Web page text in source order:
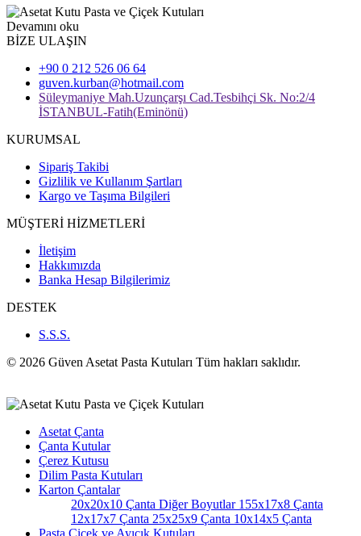
Devamını oku
BİZE ULAŞIN
+90 0 212 526 06 64
guven.kurban@hotmail.com
Süleymaniye Mah.Uzunçarşı Cad.Tesbihçi Sk. No:2/4
İSTANBUL-Fatih(Eminönü)
KURUMSAL
Sipariş Takibi
Gizlilik ve Kullanım Şartları
Kargo ve Taşıma Bilgileri
MÜŞTERİ HİZMETLERİ
İletişim
Hakkımızda
Banka Hesap Bilgilerimiz
DESTEK
S.S.S.
© 2026 Güven Asetat Pasta Kutuları Tüm hakları saklıdır.
Asetat Çanta
Çanta Kutular
Çerez Kutusu
Dilim Pasta Kutuları
Karton Çantalar
20x20x10 Çanta Diğer Boyutlar155x17x8 Çanta
12x17x7 Çanta 25x25x9 Çanta 10x14x5 Çanta
Pasta Çiçek ve Ayıcık Kutuları